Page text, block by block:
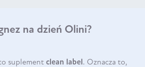
na dzień Olini?
suplement clean label . Oznacza to,